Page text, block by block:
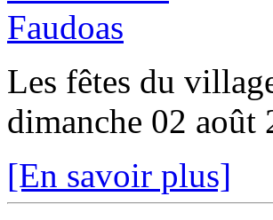
Les fêtes du
dimanche 02 août
[En savoir plus]